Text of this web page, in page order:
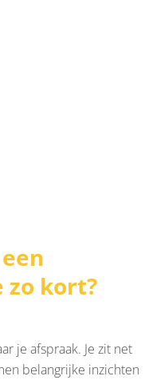
zo kort?
je afspraak. Je zit net
belangrijke inzichten